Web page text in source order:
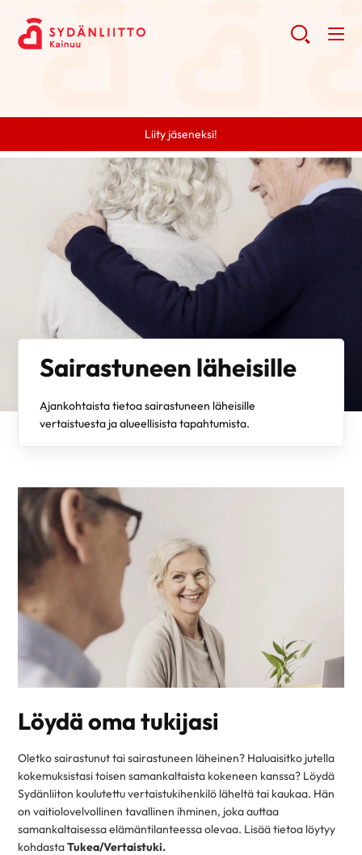
Liity jäseneksi!
Sairastuneen läheisille
Ajankohtaista tietoa sairastuneen läheisille
vertaistuesta ja alueellisista tapahtumista.
Löydä oma tukijasi
Oletko sairastunut tai sairastuneen läheinen? Haluaisitko jutella
kokemuksistasi toisen samankaltaista kokeneen kanssa? Löydä
Sydänliiton koulutettu vertaistukihenkilö läheltä tai kaukaa. Hän
on vaitiolovelvollinen tavallinen ihminen, joka auttaa
samankaltaisessa elämäntilanteessa olevaa. Lisää tietoa löytyy
kohdastaTukea/Vertaistuki.